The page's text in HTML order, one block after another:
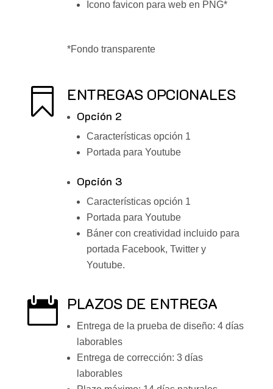
Icono favicon para web en PNG*
*Fondo transparente
 ENTREGAS OPCIONALES
Opción 2
Características opción 1
Portada para Youtube
Opción 3
Características opción 1
Portada para Youtube
Báner con creatividad incluido para
portada Facebook, Twitter y
Youtube.
 PLAZOS DE ENTREGA
Entrega de la prueba de diseño: 4 días
laborables
Entrega de corrección: 3 días
laborables